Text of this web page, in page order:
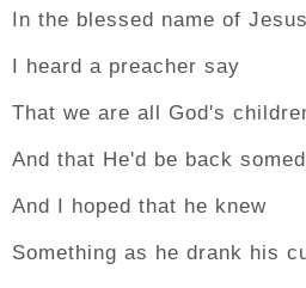
In the blessed name of Jesus
I heard a preacher say
That we are all God's
And that He'd be back
And I hoped that he knew
Something as he drank his